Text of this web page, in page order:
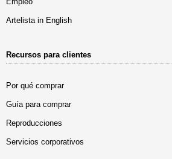
Artelista in English
Recursos para clientes
Por qué comprar
Guía para comprar
Reproducciones
Servicios corporativos